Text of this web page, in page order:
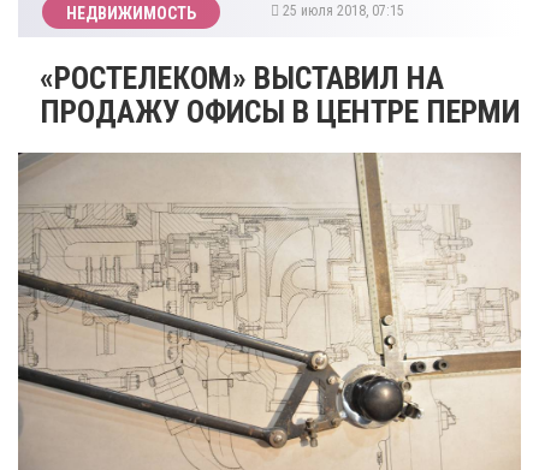
НЕДВИЖИМОСТЬ 25 июля 2018, 07:15
«РОСТЕЛЕКОМ» ВЫСТАВИЛ НА
ПРОДАЖУ ОФИСЫ В ЦЕНТРЕ ПЕРМИ